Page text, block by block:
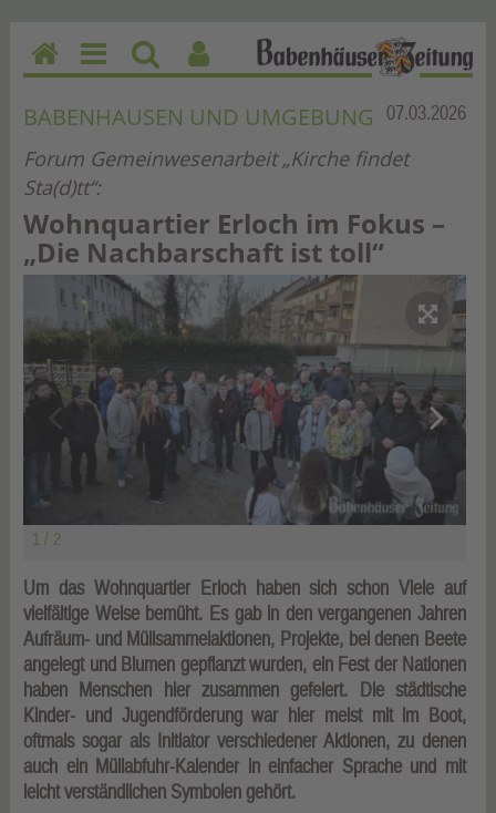
Rubrik:
BABENHAUSEN UND UMGEBUNG 07.03.2026
Forum Gemeinwesenarbeit „Kirche findet
Sta(d)tt“:
Wohnquartier Erloch im Fokus –
„Die Nachbarschaft ist toll“
1 / 2
Um das Wohnquartier Erloch haben sich schon Viele auf
vielfältige Weise bemüht. Es gab in den vergangenen Jahren
Aufräum- und Müllsammelaktionen, Projekte, bei denen Beete
angelegt und Blumen gepflanzt wurden, ein Fest der Nationen
haben Menschen hier zusammen gefeiert. Die städtische
Kinder- und Jugendförderung war hier meist mit im Boot,
oftmals sogar als Initiator verschiedener Aktionen, zu denen
auch ein Müllabfuhr-Kalender in einfacher Sprache und mit
leicht verständlichen Symbolen gehört.
H
o
e
M
en
Su
ch
Be
nu
erf
kti
on
en